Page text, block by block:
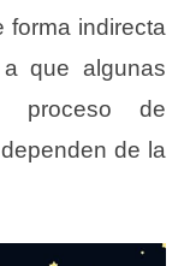
forma indirecta
que algunas
proceso de
de la